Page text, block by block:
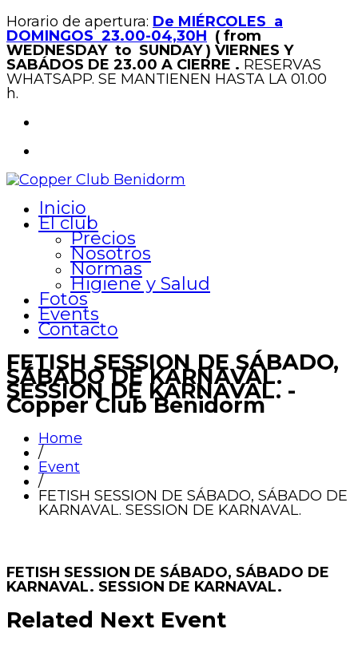
Horario de apertura: De MIÉRCOLES a
DOMINGOS 23.00-04,30H ( from
WEDNESDAY to SUNDAY ) VIERNES Y
SABÁDOS DE 23.00 A CIERRE . RESERVAS
WHATSAPP. SE MANTIENEN HASTA LA 01.00
h.
Inicio
El club
Precios
Nosotros
Normas
Higiene y Salud
Fotos
Events
Contacto
FETISH SESSION DE SÁBADO,
SÁBADO DE KARNAVAL.
SESSION DE KARNAVAL. -
Copper Club Benidorm
Home
/
Event
/
FETISH SESSION DE SÁBADO, SÁBADO DE
KARNAVAL. SESSION DE KARNAVAL.
FETISH SESSION DE SÁBADO, SÁBADO DE
KARNAVAL. SESSION DE KARNAVAL.
Related Next Event